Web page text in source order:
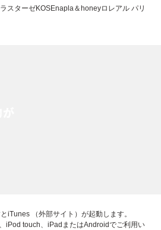
スターゼKOSEnapla＆honeyロレアル パリ
iTunes （外部サイト）が起動します。
iPod touch、iPadまたはAndroidでご利用い